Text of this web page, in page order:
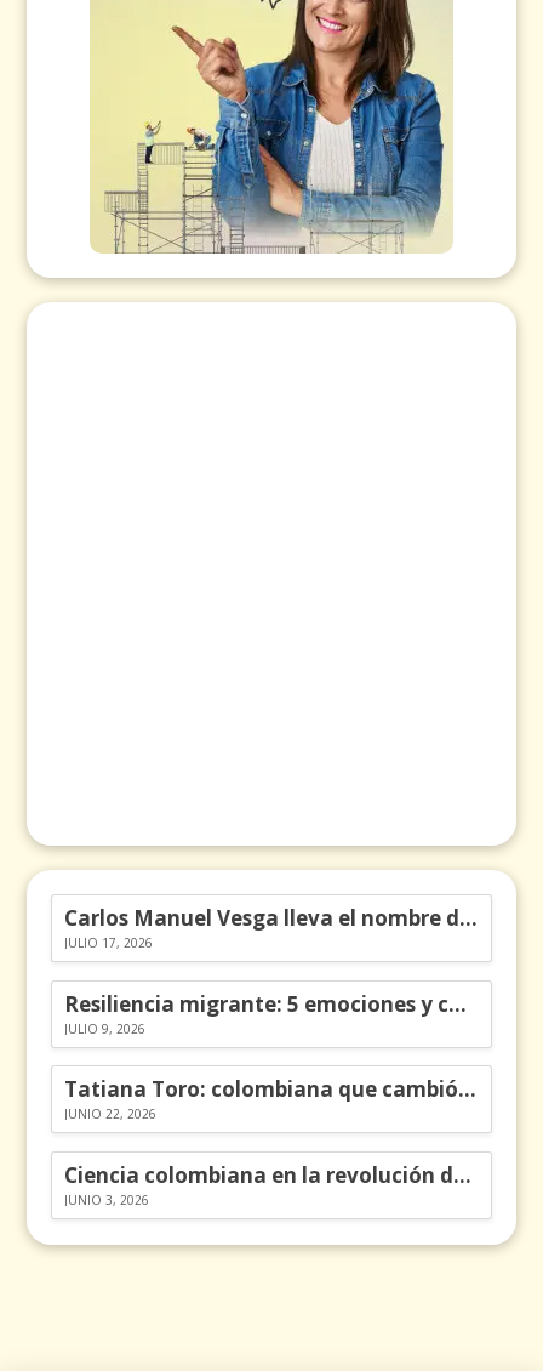
Carlos Manuel Vesga lleva el nombre de Colombia a los Emmy
JULIO 17, 2026
Resiliencia migrante: 5 emociones y cómo gestionarlas
JULIO 9, 2026
Tatiana Toro: colombiana que cambió la historia de las matemáticas
JUNIO 22, 2026
Ciencia colombiana en la revolución de los órganos en chips
JUNIO 3, 2026